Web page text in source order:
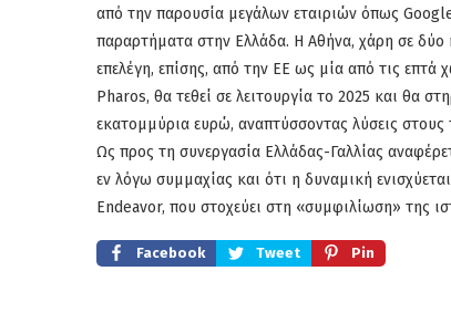
από την παρουσία μεγάλων εταιριών όπως
παραρτήματα στην Ελλάδα. Η Αθήνα, χάρη σε δύο
επελέγη, επίσης, από την ΕΕ ως μία από τις επτά
Pharos, θα τεθεί σε λειτουργία το 2025 και θα
εκατομμύρια ευρώ, αναπτύσσοντας λύσεις στους
Ως προς τη συνεργασία Ελλάδας-Γαλλίας
εν λόγω συμμαχίας και ότι η δυναμική
Endeavor, που στοχεύει στη «συμφιλίωση» της
Facebook Tweet Pin